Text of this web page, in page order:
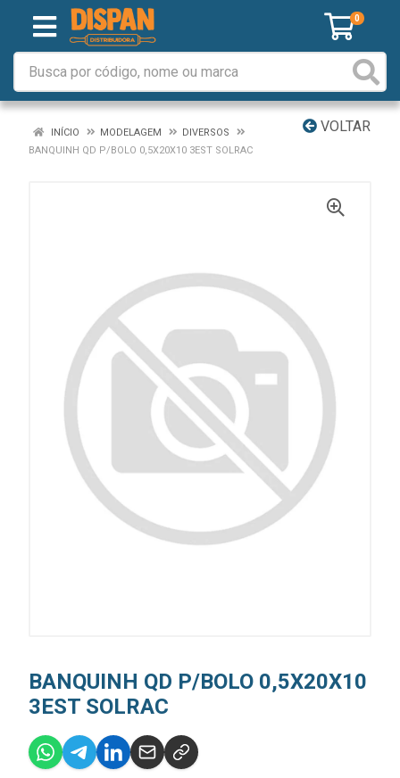
0
VOLTAR
INÍCIO MODELAGEM
DIVERSOS
BANQUINH QD P/BOLO 0,5X20X10 3EST SOLRAC
BANQUINH QD P/BOLO 0,5X20X10
3EST SOLRAC